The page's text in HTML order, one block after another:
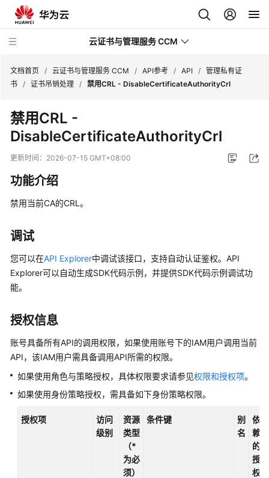
云证书与管理服务 CCM
新
动
服
务
公
产
品
介
费
说
明
快
速
门
文档首页 / 云证书与管理服务 CCM / API参考 / API / 管理私有证
书 / 证书吊销处理 / 禁用CRL - DisableCertificateAuthorityCrl
禁用CRL -
DisableCertificateAuthorityCrl
更新时间： 2026-07-15 GMT+08:00
功能介绍
禁用当前CA的CRL。
调试
您可以在API Explorer中调试该接口，支持自动认证鉴权。API
Explorer可以自动生成SDK代码示例，并提供SDK代码示例调试功
能。
授权信息
账号具备所有API的调用权限，如果使用账号下的IAM用户调用当前
API，该IAM用户需具备调用API所需的权限。
如果使用角色与策略授权，具体权限要求请参见权限和授权项。
如果使用身份策略授权，需具备如下身份策略权限。
授权项
访问
级别
资源
类型
（*
为必
须）
条件键
别
名
依
赖
的
授
权